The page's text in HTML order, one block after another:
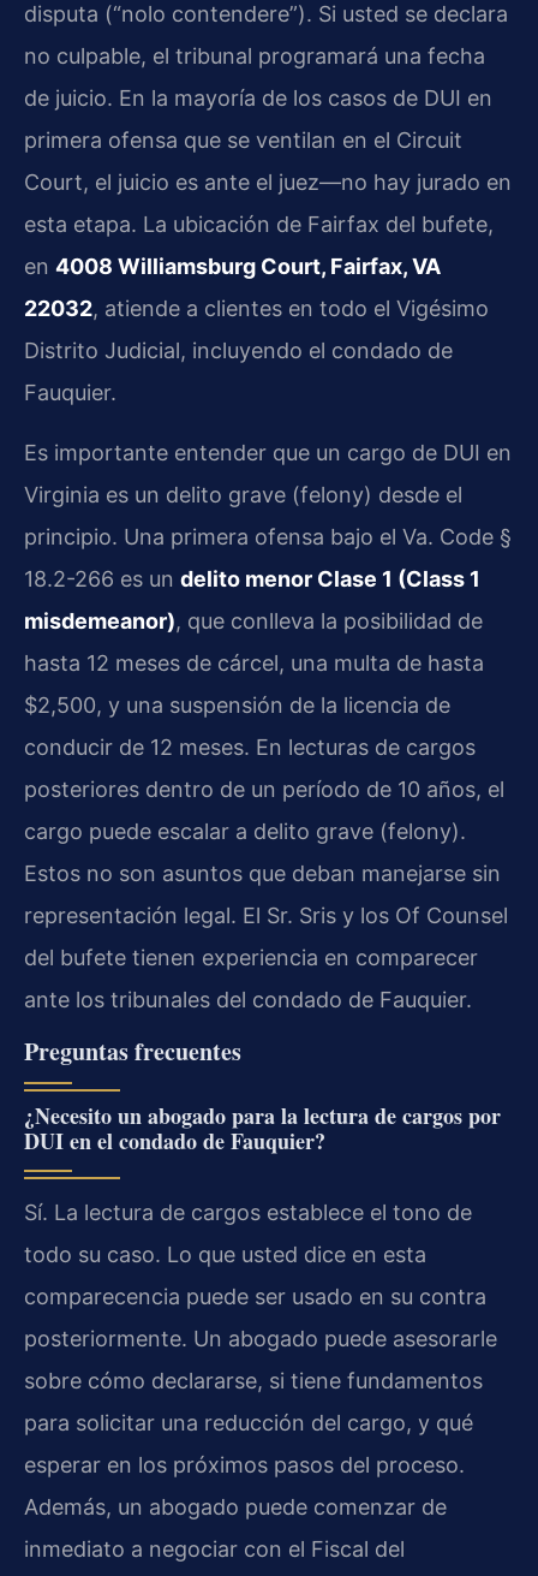
disputa (“nolo contendere”). Si usted se declara
no culpable, el tribunal programará una fecha
de juicio. En la mayoría de los casos de DUI en
primera ofensa que se ventilan en el Circuit
Court, el juicio es ante el juez—no hay jurado en
esta etapa. La ubicación de Fairfax del bufete,
en 4008 Williamsburg Court, Fairfax, VA
22032, atiende a clientes en todo el Vigésimo
Distrito Judicial, incluyendo el condado de
Fauquier.
Es importante entender que un cargo de DUI en
Virginia es un delito grave (felony) desde el
principio. Una primera ofensa bajo el Va. Code §
18.2-266 es un delito menor Clase 1 (Class 1
misdemeanor), que conlleva la posibilidad de
hasta 12 meses de cárcel, una multa de hasta
$2,500, y una suspensión de la licencia de
conducir de 12 meses. En lecturas de cargos
posteriores dentro de un período de 10 años, el
cargo puede escalar a delito grave (felony).
Estos no son asuntos que deban manejarse sin
representación legal. El Sr. Sris y los Of Counsel
del bufete tienen experiencia en comparecer
ante los tribunales del condado de Fauquier.
Preguntas frecuentes
¿Necesito un abogado para la lectura de cargos por
DUI en el condado de Fauquier?
Sí. La lectura de cargos establece el tono de
todo su caso. Lo que usted dice en esta
comparecencia puede ser usado en su contra
posteriormente. Un abogado puede asesorarle
sobre cómo declararse, si tiene fundamentos
para solicitar una reducción del cargo, y qué
esperar en los próximos pasos del proceso.
Además, un abogado puede comenzar de
inmediato a negociar con el Fiscal del